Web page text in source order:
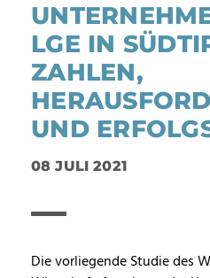
LGE IN
ZAHLEN,
UND
08 JULI 2021
Die vorliegende Studie des